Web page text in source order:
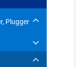
Plugger